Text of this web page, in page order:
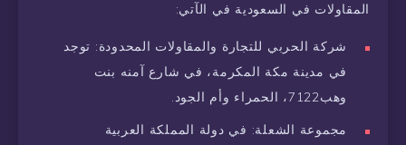
المقاولات في السعودية في الآتي:
شركة الحربي للتجارة والمقاولات المحدودة: توجد
في مدينة مكة المكرمة، في شارع آمنه بنت
وهب7122، الحمراء وأم الجود.
مجموعة الشعلة: في دولة المملكة العربية